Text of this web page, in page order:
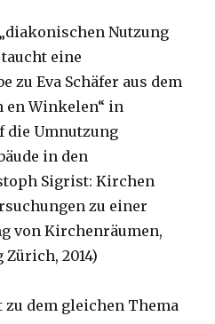
Nutzung
eine
zu Eva Schäfer aus dem
en Winkelen“ in
die Umnutzung
in den
Sigrist: Kirchen
zu einer
von Kirchenräumen,
2014)
dem gleichen Thema